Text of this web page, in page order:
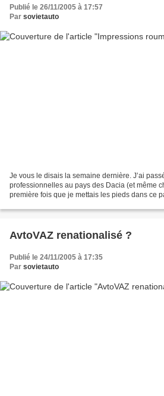
Publié le 26/11/2005 à 17:57
Par sovietauto
Je vous le disais la semaine dernière. J’ai
professionnelles au pays des Dacia (et même
première fois que je mettais les pieds dans ce
AvtoVAZ renationalisé ?
Publié le 24/11/2005 à 17:35
Par sovietauto